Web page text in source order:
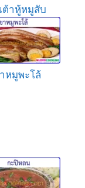
ต้าหู้หมูสับ
หมูพะโล้